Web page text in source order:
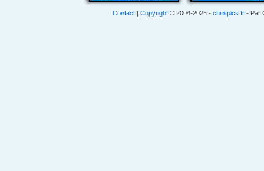
Contact Copyright © 2004-2026 - chrispics.fr - Par